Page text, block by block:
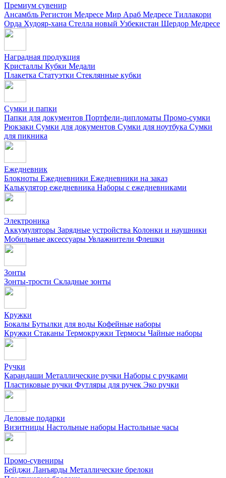
Премиум сувенир
Ансамбль Регистон Медресе Мир Араб Медресе Тиллакори
Орда Худояр-хана Стелла новый Узбекистан Шердор Медресе
Наградная продукция
Kристаллы Кубки Медали
Плакетка Статуэтки Стеклянные кубки
Сумки и папки
Папки для документов Портфели-дипломаты Промо-сумки
Рюкзаки Сумки для документов Сумки для ноутбука Сумки
для пикника
Ежедневник
Блокноты Ежедневники Ежедневники на заказ
Калькулятор ежедневника Наборы с ежедневниками
Электроника
Аккумуляторы Зарядные устройства Колонки и наушники
Мобильные аксессуары Увлажнители Флешки
Зонты
Зонты-трости Складные зонты
Кружки
Бокалы Бутылки для воды Кофейные наборы
Кружки Стаканы Термокружки Термосы Чайные наборы
Ручки
Карандаши Металлические ручки Наборы с ручками
Пластиковые ручки Футляры для ручек Эко ручки
Деловые подарки
Визитницы Настольные наборы Настольные часы
Промо-сувениры
Бейджи Ланъярды Металлические брелоки